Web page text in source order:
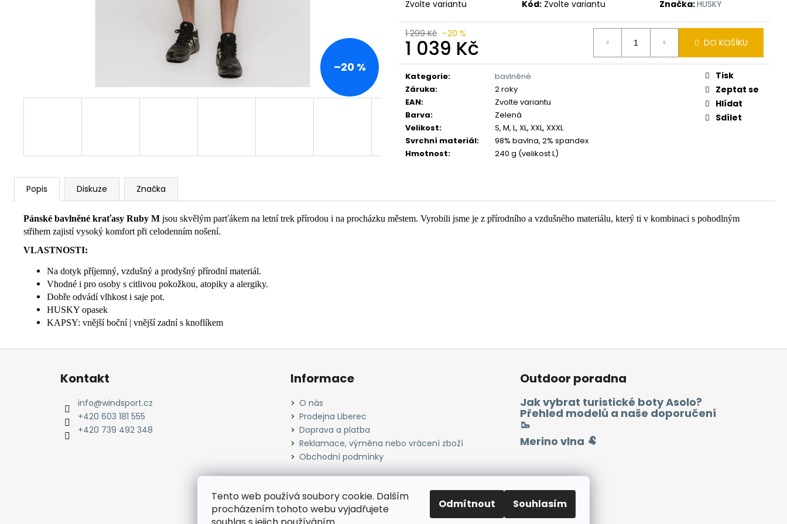
Tento web používá soubory cookie. Dalším
procházením tohoto webu vyjadřujete
Odmítnout Souhlasím
Zvolte variantu Kód: Zvolte variantu Značka:HUSKY
1 299 Kč –20 %
1 039 Kč
Měrná
cena:
DO KOŠÍKU
Kategorie:
bavlněné
Záruka:
2 roky
EAN:
Zvolte variantu
Barva:
Zelená
Velikost:
S, M, L, XL, XXL, XXXL
Svrchní materiál:
98% bavlna, 2% spandex
Hmotnost: 240 g (velikost L)
Tisk
Zeptat se
Hlídat
Sdílet
–20 %
Popis Diskuze Značka
Pánské bavlněné kraťasy Ruby M jsou skvělým parťákem na letní trek přírodou i na procházku městem. Vyrobili jsme je z přírodního a vzdušného materiálu, který ti v kombinaci s pohodlným
střihem zajistí vysoký komfort při celodenním nošení.
VLASTNOSTI:
Na dotyk příjemný, vzdušný a prodyšný přírodní materiál.
Vhodné i pro osoby s citlivou pokožkou, atopiky a alergiky.
Dobře odvádí vlhkost i saje pot.
HUSKY opasek
KAPSY: vnější boční | vnější zadní s knoflíkem
Z
Kontakt
info@windsport.cz
+420 603 181 555
+420 739 492 348
Informace
O nás
Prodejna Liberec
Doprava a platba
Reklamace, výměna nebo vrácení zboží
Obchodní podmínky
Outdoor poradna
Jak vybrat turistické boty Asolo?
Přehled modelů a naše doporučení
🥾
Merino vlna 🐏
Instagram Facebook Heureka.cz Zboží.cz